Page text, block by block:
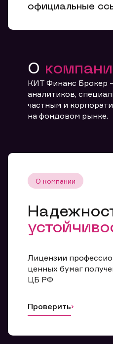
официальные
О
КИТ Финанс Брокер
аналитиков,
частным и
на фондовом рынке.
О компании
Лицензии
ценных бумаг
ЦБ РФ
Проверить